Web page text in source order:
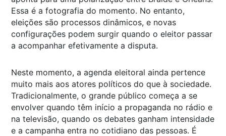
Essa é a fotografia do momento. No entanto,
eleições são processos dinâmicos, e novas
configurações podem surgir quando o eleitor passar
a acompanhar efetivamente a disputa.
Neste momento, a agenda eleitoral ainda pertence
muito mais aos atores políticos do que à sociedade.
Tradicionalmente, o grande público começa a se
envolver quando têm início a propaganda no rádio e
na televisão, quando os debates ganham intensidade
e a campanha entra no cotidiano das pessoas. É